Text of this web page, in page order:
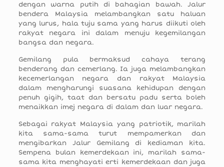
dengan warna putih di bahagian bawah. Jalur
bendera Malaysia melambangkan satu haluan
yang lurus, hala tuju sama yang harus diikuti oleh
rakyat negara ini dalam menuju kegemilangan
bangsa dan negara.
Gemilang pula bermaksud cahaya terang
benderang dan cemerlang. Ia juga melambangkan
kecemerlangan negara dan rakyat Malaysia
dalam mengharungi suasana kehidupan dengan
penuh gigih, taat dan bersatu padu serta boleh
menaikkan imej negara di dalam dan luar negara.
Sebagai rakyat Malaysia yang patriotik, marilah
kita sama-sama turut mempamerkan dan
mengibarkan Jalur Gemilang di kediaman kita.
Sempena bulan kemerdekaan ini, marilah sama-
sama kita menghayati erti kemerdekaan dan juga